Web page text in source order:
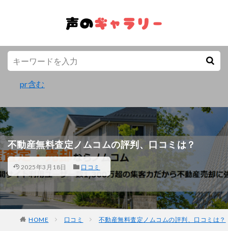
pr含む
不動産無料査定ノムコムの評判、口コミは？
2025年3月18日 口コミ
HOME 口コミ 不動産無料査定ノムコムの評判、口コミは？